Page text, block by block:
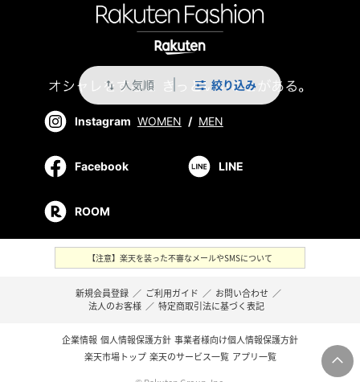
swap_vert 人気順 絞り込み
Instagram WOMEN / MEN
Facebook LINE
ROOM
【注意】楽天を装った不審なメールやSMSについて
新規会員登録 ／ ご利用ガイド ／ お問い合わせ ／
法人のお客様 ／ 特定商取引法に基づく表記
企業情報 個人情報保護方針 事業者様向け個人情報保護方針
楽天市場トップ 楽天のサービス一覧 アプリ一覧